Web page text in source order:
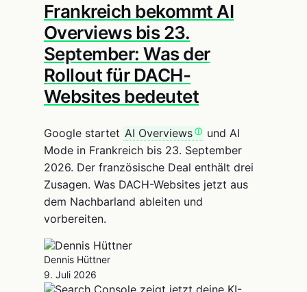
Frankreich bekommt AI
Overviews bis 23.
September: Was der
Rollout für DACH-
Websites bedeutet
Google startet AI Overviews
und AI
Mode in Frankreich bis 23. September
2026. Der französische Deal enthält drei
Zusagen. Was DACH-Websites jetzt aus
dem Nachbarland ableiten und
vorbereiten.
Dennis Hüttner
9. Juli 2026